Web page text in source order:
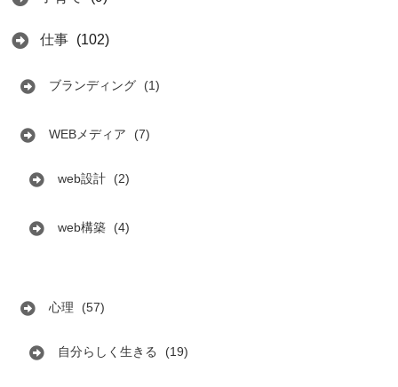
仕事 (102)
ブランディング (1)
WEBメディア (7)
web設計 (2)
web構築 (4)
心理 (57)
自分らしく生きる (19)